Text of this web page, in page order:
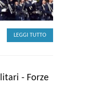
LEGGI TUTTO
- Forze